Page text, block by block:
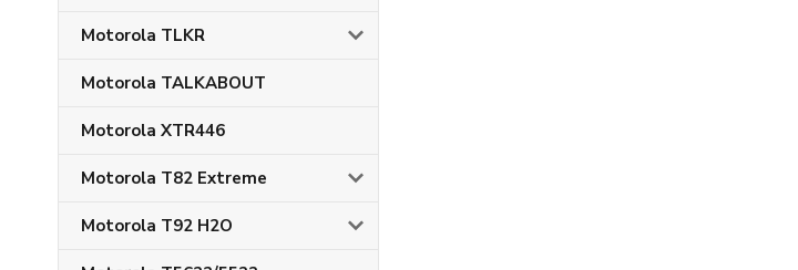
Motorola TLKR
Motorola TALKABOUT
Motorola XTR446
Motorola T82 Extreme
Motorola T92 H2O